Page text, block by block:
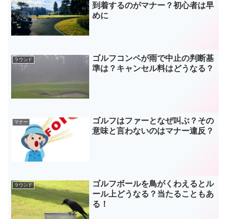
到着するのがマナー？初心者は早
めに
ラウンド
ゴルフコンペが雨で中止の判断基
準は？キャンセル料はどうなる？
マナー
ゴルフはファーとなぜ叫ぶ？その
意味と言わないのはマナー違反？
ラウンド
ゴルフボールを鳥がくわえるとル
ール上どうなる？当たることもあ
る！